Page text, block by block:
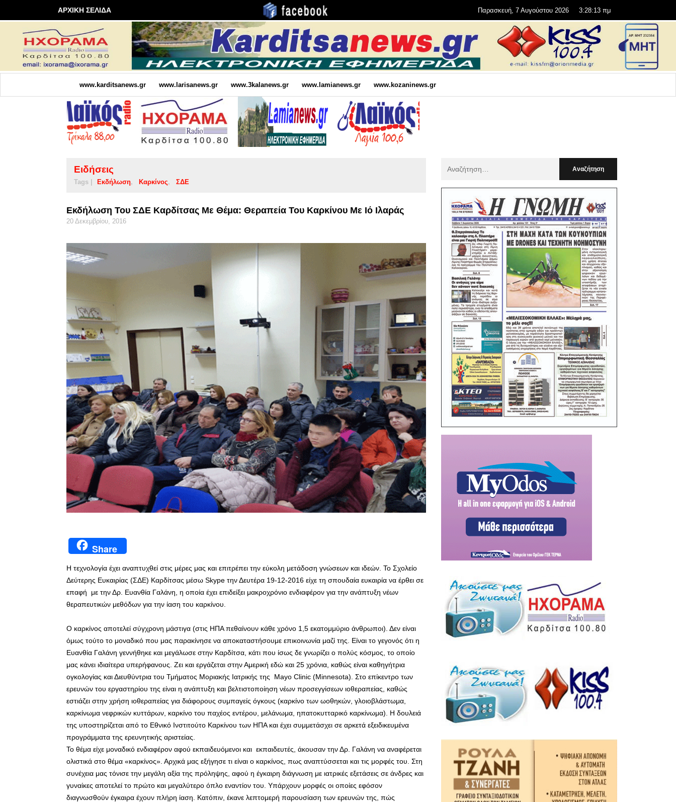
ΑΡΧΙΚΗ ΣΕΛΙΔΑ Παρασκευή, 7 Αυγούστου 2026 3:28:14 πμ
www.karditsanews.gr www.larisanews.gr www.3kalanews.gr www.lamianews.gr www.kozaninews.gr
Ειδήσεις
Tags | Εκδήλωση Καρκίνος ΣΔΕ
Εκδήλωση Του ΣΔΕ Καρδίτσας Με Θέμα: Θεραπεία Του Καρκίνου Με Ιό Ιλαράς
20 Δεκεμβρίου, 2016
Share
Η τεχνολογία έχει αναπτυχθεί στις μέρες μας και επιτρέπει την εύκολη μετάδοση γνώσεων και ιδεών. Το Σχολείο
Δεύτερης Ευκαιρίας (ΣΔΕ) Καρδίτσας μέσω Skype την Δευτέρα 19-12-2016 είχε τη σπουδαία ευκαιρία να έρθει σε
επαφή με την Δρ. Ευανθία Γαλάνη, η οποία έχει επιδείξει μακροχρόνιο ενδιαφέρον για την ανάπτυξη νέων
θεραπευτικών μεθόδων για την ίαση του καρκίνου.
Ο καρκίνος αποτελεί σύγχρονη μάστιγα (στις ΗΠΑ πεθαίνουν κάθε χρόνο 1,5 εκατομμύριο άνθρωποι). Δεν είναι
όμως τούτο το μοναδικό που μας παρακίνησε να αποκαταστήσουμε επικοινωνία μαζί της. Είναι το γεγονός ότι η
Ευανθία Γαλάνη γεννήθηκε και μεγάλωσε στην Καρδίτσα, κάτι που ίσως δε γνωρίζει ο πολύς κόσμος, το οποίο
μας κάνει ιδιαίτερα υπερήφανους. Ζει και εργάζεται στην Αμερική εδώ και 25 χρόνια, καθώς είναι καθηγήτρια
ογκολογίας και Διευθύντρια του Τμήματος Μοριακής Ιατρικής της Mayo Clinic (Minnesota). Στο επίκεντρο των
ερευνών του εργαστηρίου της είναι η ανάπτυξη και βελτιστοποίηση νέων προσεγγίσεων ιοθεραπείας, καθώς
εστιάζει στην χρήση ιοθεραπείας για διάφορους συμπαγείς όγκους (καρκίνο των ωοθηκών, γλοιοβλάστωμα,
καρκίνωμα νεφρικών κυττάρων, καρκίνο του παχέος εντέρου, μελάνωμα, ηπατοκυτταρικό καρκίνωμα). Η δουλειά
της υποστηρίζεται από το Εθνικό Ινστιτούτο Καρκίνου των ΗΠΑ και έχει συμμετάσχει σε αρκετά εξειδικευμένα
προγράμματα της ερευνητικής αριστείας.
Το θέμα είχε μοναδικό ενδιαφέρον αφού εκπαιδευόμενοι και εκπαιδευτές, άκουσαν την Δρ. Γαλάνη να αναφέρεται
ολιστικά στο θέμα «καρκίνος». Αρχικά μας εξήγησε τι είναι ο καρκίνος, πως αναπτύσσεται και τις μορφές του. Στη
συνέχεια μας τόνισε την μεγάλη αξία της πρόληψης, αφού η έγκαιρη διάγνωση με ιατρικές εξετάσεις σε άνδρες και
γυναίκες αποτελεί το πρώτο και μεγαλύτερο όπλο εναντίον του. Υπάρχουν μορφές οι οποίες εφόσον
διαγνωσθούν έγκαιρα έχουν πλήρη ίαση. Κατόπιν, έκανε λεπτομερή παρουσίαση των ερευνών της, πώς
: